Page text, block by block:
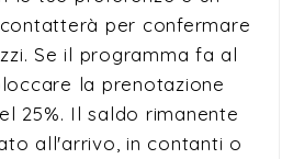
per confermare
Se il programma fa al
la prenotazione
25%. Il saldo rimanente
all'arrivo, in contanti o